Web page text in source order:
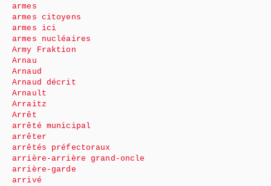
armes
armes citoyens
armes ici
armes nucléaires
Army Fraktion
Arnau
Arnaud
Arnaud décrit
Arnault
Arraitz
Arrêt
arrêté municipal
arrêter
arrêtés préfectoraux
arrière-arrière grand-oncle
arrière-garde
arrivé